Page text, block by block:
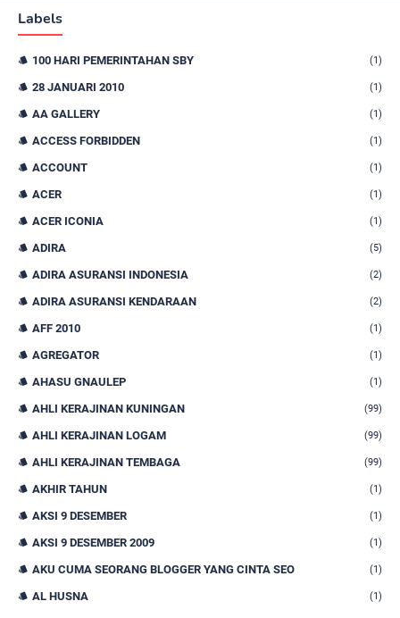
Labels
100 HARI PEMERINTAHAN SBY (1)
28 JANUARI 2010 (1)
AA GALLERY (1)
ACCESS FORBIDDEN (1)
ACCOUNT (1)
ACER (1)
ACER ICONIA (1)
ADIRA (5)
ADIRA ASURANSI INDONESIA (2)
ADIRA ASURANSI KENDARAAN (2)
AFF 2010 (1)
AGREGATOR (1)
AHASU GNAULEP (1)
AHLI KERAJINAN KUNINGAN (99)
AHLI KERAJINAN LOGAM (99)
AHLI KERAJINAN TEMBAGA (99)
AKHIR TAHUN (1)
AKSI 9 DESEMBER (1)
AKSI 9 DESEMBER 2009 (1)
AKU CUMA SEORANG BLOGGER YANG CINTA SEO (1)
AL HUSNA (1)